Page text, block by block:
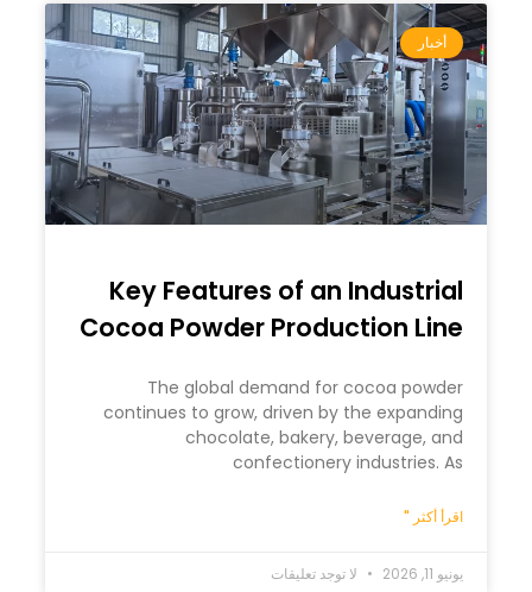
أخبار
Key Features of an Industrial
Cocoa Powder Production Line
The global demand for cocoa powder
continues to grow, driven by the expanding
chocolate, bakery, beverage, and
confectionery industries. As
اقرأ أكثر "
يونيو 11, 2026 لا توجد تعليقات